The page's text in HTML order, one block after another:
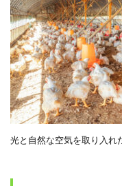
光と自然な空気を取り入れ